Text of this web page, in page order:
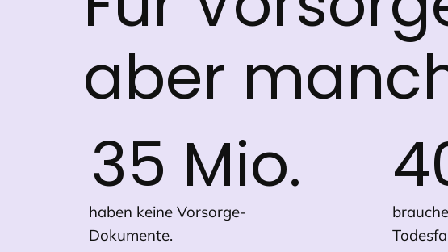
35 Mio.
haben keine Vorsorge-
Dokumente.
aber